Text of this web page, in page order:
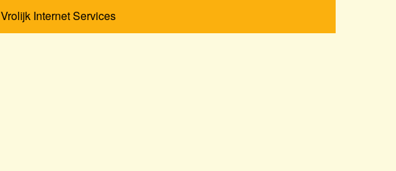
Vrolijk Internet Services